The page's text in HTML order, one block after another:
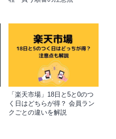
「楽天市場」18日と5と0のつ
く日はどちらが得？ 会員ラン
クごとの違いを解説